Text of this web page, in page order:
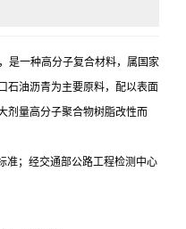
是一种高分子复合材料，属国家
石油沥青为主要原料，配以表面
剂量高分子聚合物树脂改性而
准；经交通部公路工程检测中心